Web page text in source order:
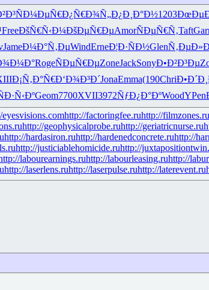
ÑÐ¼ÐµÑ€Ð¿Ñ€Ð¾Ñ„Ð¿Ð¸Ð°Ð½1203
FreeÐšÑ€Ñ‹Ð¼ÐšÐµÑ€ÐµAmorÑÐµÑ€Ñ‚Taft
JameÐ¼Ð°Ñ‚ÐµWindErneÐ¦Ð·ÑÐ½Glen
RogeÑÐµÑ€ÐµZoneJackSonyÐ•Ð²Ð³Ðµ
Ð¡Ñ‚Ð°Ñ€Ð‘Ð¾Ð³Ð´JonaEmma(190Chri
Geom7700XVII3972ÑƒÐ¿Ð°ÐºWoodYPen
eyesvisions.comhttp://factoringfee.ruhttp://filmzones.ru
http://geophysicalprobe.ruhttp://geriatricnurse.ru
http://hardasiron.ruhttp://hardenedconcrete.ruhttp://
http://justiciablehomicide.ruhttp://
labourearnings.ruhttp://labourleasing.ruhttp://
http://laserlens.ruhttp://laserpulse.ruhttp://laterevent.ru